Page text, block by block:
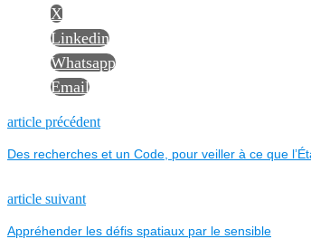
X
Linkedin
Whatsapp
Email
NAVIGATION
DE
L’ARTICLE
article précédentPrevious
Des recherches et un Code, pour veiller à ce que
article suivantNext
Appréhender les défis spatiaux par le sensible